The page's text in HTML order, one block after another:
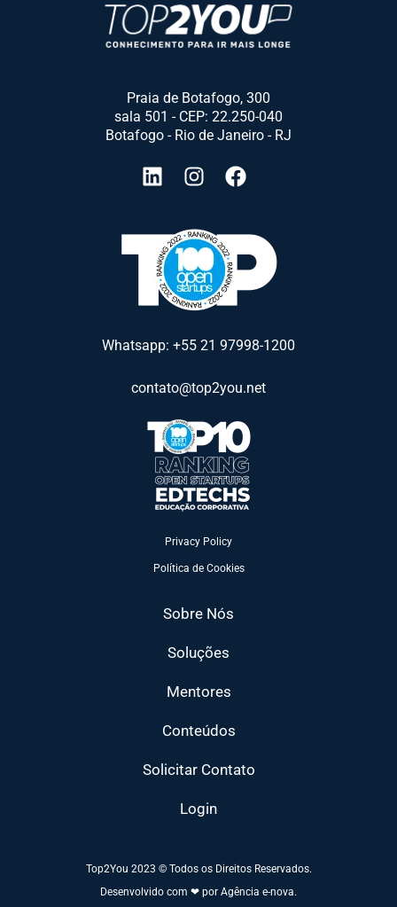
Praia de Botafogo, 300
sala 501 - CEP: 22.250-040
Botafogo - Rio de Janeiro - RJ
Whatsapp: +55 21 97998-1200
contato@top2you.net
Privacy Policy
Política de Cookies
Sobre Nós
Soluções
Mentores
Conteúdos
Solicitar Contato
Login
Top2You 2023 © Todos os Direitos Reservados.
Desenvolvido com ❤ por Agência e-nova.